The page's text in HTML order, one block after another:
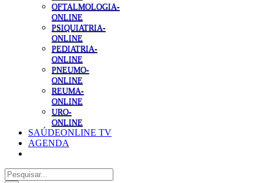
OFTALMOLOGIA-
ONLINE
PSIQUIATRIA-
ONLINE
PEDIATRIA-
ONLINE
PNEUMO-
ONLINE
REUMA-
ONLINE
URO-
ONLINE
SAÚDEONLINE TV
AGENDA
Pesquisar